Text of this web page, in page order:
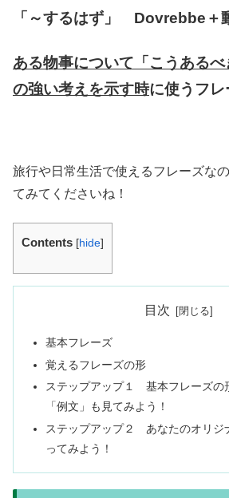
「～するはず」 Dovrebbe＋
ある物事について「こうある
の強い考えを示す時に使うフレ
旅行や日常生活で使えるフレーズな
てみてくださいね！
Contents [hide]
目次
基本フレーズ
覚えるフレーズの形
ステップアップ１ 基本フレーズの
「例文」も見てみよう！
ステップアップ２ あなたのオリジ
ってみよう！